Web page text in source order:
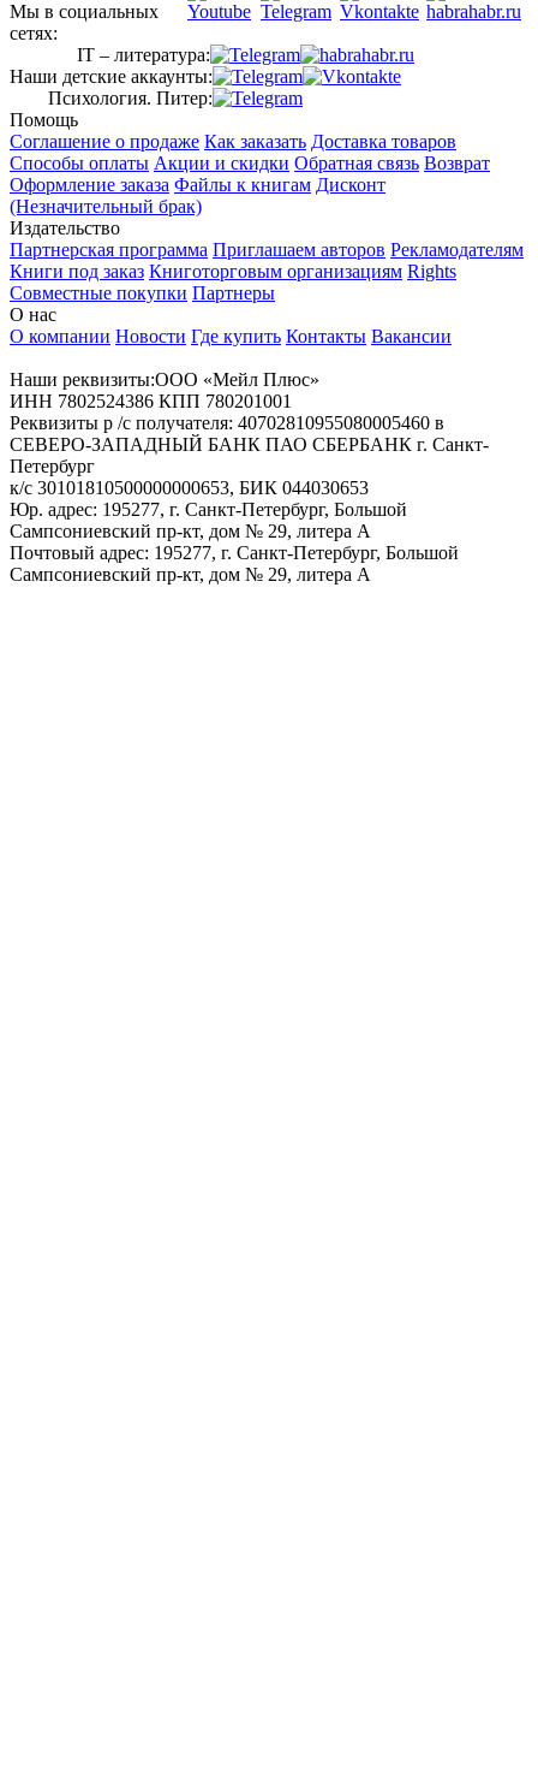
Мы в социальных
сетях:
IT – литература:
Наши детские аккаунты:
Психология. Питер:
Помощь
Соглашение о продаже Как заказать Доставка товаров
Способы оплаты Акции и скидки Обратная связь Возврат
Оформление заказа Файлы к книгам Дисконт
(Незначительный брак)
Издательство
Партнерская программа Приглашаем авторов Рекламодателям
Книги под заказ Книготорговым организациям Rights
Совместные покупки Партнеры
О нас
О компании Новости Где купить Контакты Вакансии
Наши реквизиты:ООО «Мейл Плюс»
ИНН 7802524386 КПП 780201001
Реквизиты р /с получателя: 40702810955080005460 в
СЕВЕРО-ЗАПАДНЫЙ БАНК ПАО СБЕРБАНК г. Санкт-
Петербург
к/с 30101810500000000653, БИК 044030653
Юр. адрес: 195277, г. Санкт-Петербург, Большой
Сампсониевский пр-кт, дом № 29, литера А
Почтовый адрес: 195277, г. Санкт-Петербург, Большой
Сампсониевский пр-кт, дом № 29, литера А